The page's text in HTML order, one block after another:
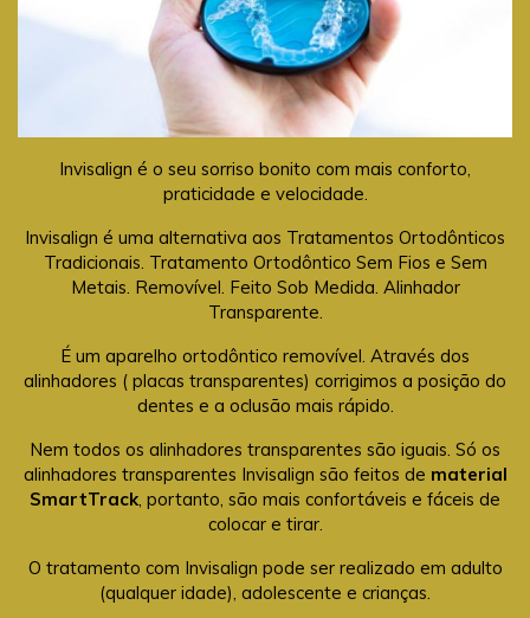
Invisalign é o seu sorriso bonito com mais conforto,
praticidade e velocidade.
Invisalign é uma alternativa aos Tratamentos Ortodônticos
Tradicionais. Tratamento Ortodôntico Sem Fios e Sem
Metais. Removível. Feito Sob Medida. Alinhador
Transparente.
É um aparelho ortodôntico removível. Através dos
alinhadores ( placas transparentes) corrigimos a posição do
dentes e a oclusão mais rápido.
Nem todos os alinhadores transparentes são iguais. Só os
alinhadores transparentes Invisalign são feitos de material
SmartTrack, portanto, são mais confortáveis e fáceis de
colocar e tirar.
O tratamento com Invisalign pode ser realizado em adulto
(qualquer idade), adolescente e crianças.